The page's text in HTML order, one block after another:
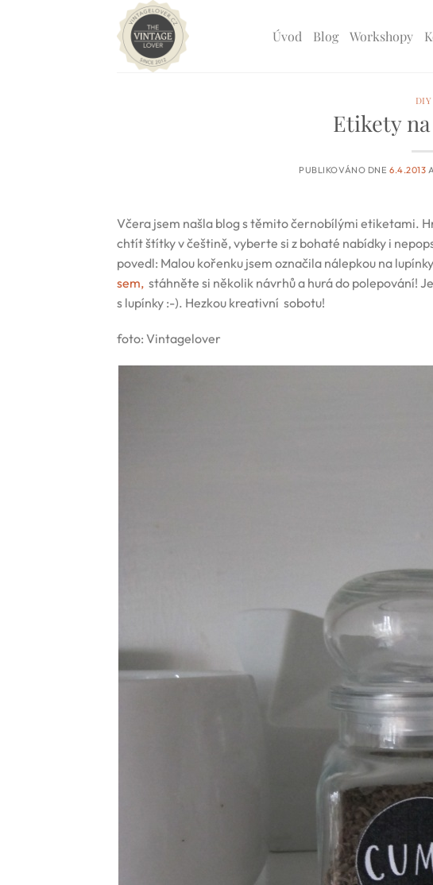
Úvod Blog Workshopy
DIY
Etikety
PUBLIKOVÁNO DNE6.4.2013
Včera jsem našla blog s těmito černobílými etiketami.
chtít štítky v češtině, vyberte si z bohaté nabídky i
povedl: Malou kořenku jsem označila nálepkou na
sem, stáhněte si několik návrhů a hurá do polepování!
s lupínky :-). Hezkou kreativní sobotu!
foto: Vintagelover